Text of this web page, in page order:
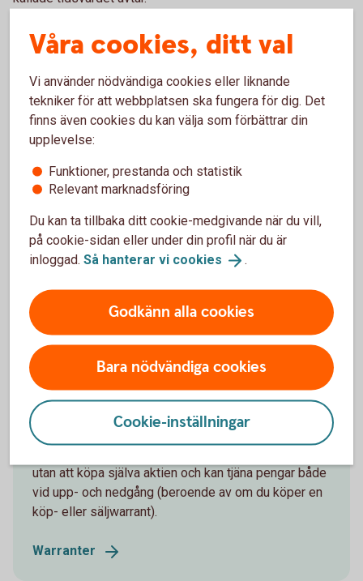
För- och nackdelar med warranter
Fördelar
Warranter kräver lägre kapitalinsats än en investering i
underliggande tillgång
Erbjuder möjligheten att ta del av en förväntad
kursrörelse, såväl upp som ned
Möjligheter till hög avkastning på satsat kapital
Hela din insats kan gå förlorad
Stora kurssvängningar på kort tid
Warranter
utan att köpa själva aktien och kan tjäna pengar både
vid upp- och nedgång (beroende av om du köper en
köp- eller säljwarrant).
Warranter
Våra cookies, ditt val
Vi använder nödvändiga cookies eller liknande
tekniker för att webbplatsen ska fungera för dig. Det
finns även cookies du kan välja som förbättrar din
upplevelse:
Funktioner, prestanda och statistik
Relevant marknadsföring
Du kan ta tillbaka ditt cookie-medgivande när du vill,
på cookie-sidan eller under din profil när du är
inloggad. Så hanterar vi cookies .
Godkänn alla cookies
Bara nödvändiga cookies
Cookie-inställningar